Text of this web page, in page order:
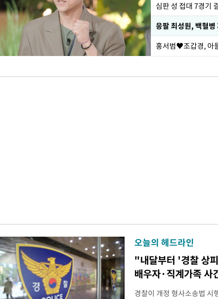
심판 성 접대 7경기
응팔 최성원, 백혈
홍서범♥조갑경, 아
오늘의 헤드라인
"내달부터 '경찰 상
배우자·직계가족 사
경찰이 개정 형사소송법 시